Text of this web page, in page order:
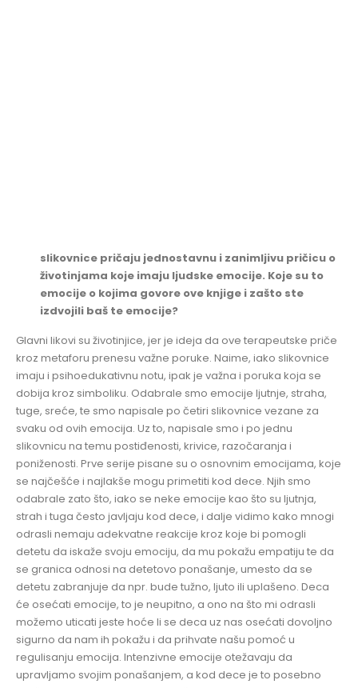
slikovnice pričaju jednostavnu i zanimljivu pričicu o
životinjama koje imaju ljudske emocije. Koje su to
emocije o kojima govore ove knjige i zašto ste
izdvojili baš te emocije?
Glavni likovi su životinjice, jer je ideja da ove terapeutske priče
kroz metaforu prenesu važne poruke. Naime, iako slikovnice
imaju i psihoedukativnu notu, ipak je važna i poruka koja se
dobija kroz simboliku. Odabrale smo emocije ljutnje, straha,
tuge, sreće, te smo napisale po četiri slikovnice vezane za
svaku od ovih emocija. Uz to, napisale smo i po jednu
slikovnicu na temu postiđenosti, krivice, razočaranja i
poniženosti. Prve serije pisane su o osnovnim emocijama, koje
se najčešće i najlakše mogu primetiti kod dece. Njih smo
odabrale zato što, iako se neke emocije kao što su ljutnja,
strah i tuga često javljaju kod dece, i dalje vidimo kako mnogi
odrasli nemaju adekvatne reakcije kroz koje bi pomogli
detetu da iskaže svoju emociju, da mu pokažu empatiju te da
se granica odnosi na detetovo ponašanje, umesto da se
detetu zabranjuje da npr. bude tužno, ljuto ili uplašeno. Deca
će osećati emocije, to je neupitno, a ono na što mi odrasli
možemo uticati jeste hoće li se deca uz nas osećati dovoljno
sigurno da nam ih pokažu i da prihvate našu pomoć u
regulisanju emocija. Intenzivne emocije otežavaju da
upravljamo svojim ponašanjem, a kod dece je to posebno